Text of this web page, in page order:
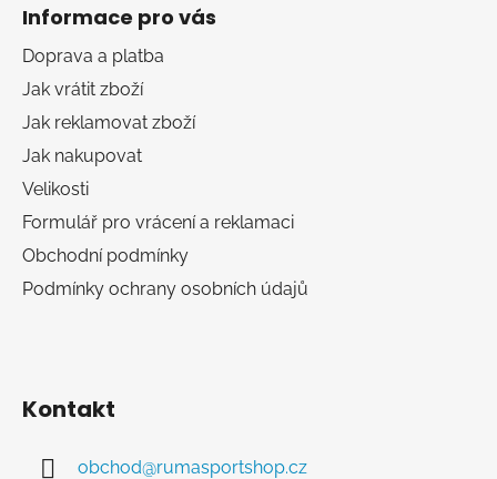
Informace pro vás
Doprava a platba
Jak vrátit zboží
Jak reklamovat zboží
Jak nakupovat
Velikosti
Formulář pro vrácení a reklamaci
Obchodní podmínky
Podmínky ochrany osobních údajů
Kontakt
obchod@rumasportshop.cz